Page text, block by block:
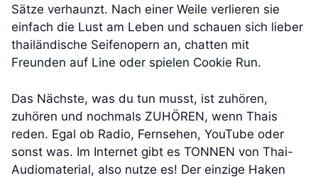
Sätze verhaunzt. Nach einer Weile verlieren sie
einfach die Lust am Leben und schauen sich lieber
thailändische Seifenopern an, chatten mit
Freunden auf Line oder spielen Cookie Run.
Das Nächste, was du tun musst, ist zuhören,
zuhören und nochmals ZUHÖREN, wenn Thais
reden. Egal ob Radio, Fernsehen, YouTube oder
sonst was. Im Internet gibt es TONNEN von Thai-
Audiomaterial, also nutze es! Der einzige Haken